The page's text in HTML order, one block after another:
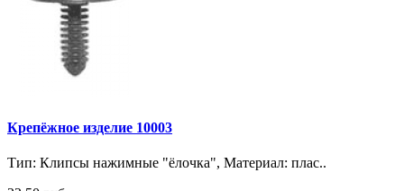
Крепёжное изделие 10003
Тип: Клипсы нажимные "ёлочка", Материал: плас..